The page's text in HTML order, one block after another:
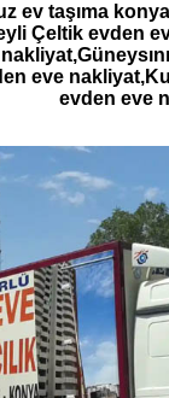
ev taşıma
Çeltik evden
eve
evden eve